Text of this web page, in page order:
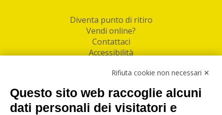
Diventa punto di ritiro
Vendi online?
Contattaci
Accessibilità
Facebook
Linkedin
Rifiuta cookie non necessari ✕
Questo sito web raccoglie alcuni
dati personali dei visitatori e